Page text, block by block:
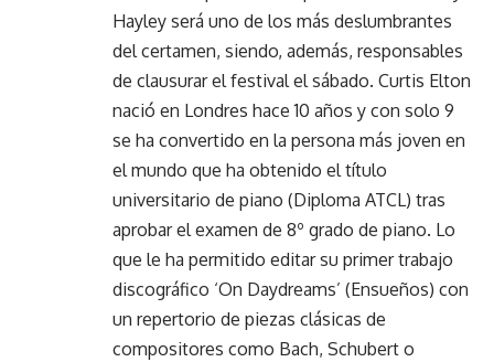
Hayley será uno de los más deslumbrantes
del certamen, siendo, además, responsables
de clausurar el festival el sábado. Curtis Elton
nació en Londres hace 10 años y con solo 9
se ha convertido en la persona más joven en
el mundo que ha obtenido el título
universitario de piano (Diploma ATCL) tras
aprobar el examen de 8º grado de piano. Lo
que le ha permitido editar su primer trabajo
discográfico ‘On Daydreams’ (Ensueños) con
un repertorio de piezas clásicas de
compositores como Bach, Schubert o